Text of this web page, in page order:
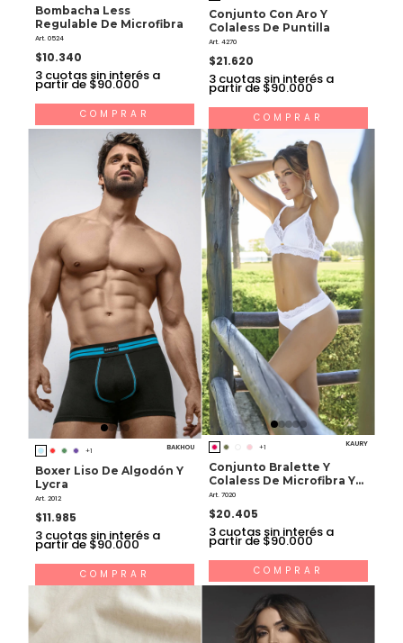
Bombacha Less
Regulable De Microfibra
Art. 0524
$10.340
3 cuotas sin interés a
partir de $90.000
COMPRAR
Conjunto Con Aro Y
Colaless De Puntilla
Art. 4270
$21.620
3 cuotas sin interés a
partir de $90.000
COMPRAR
+1 BAKHOU
Boxer Liso De Algodón Y
Lycra
Art. 2012
$11.985
3 cuotas sin interés a
partir de $90.000
COMPRAR
+1 KAURY
Conjunto Bralette Y
Colaless De Microfibra Y
Puntilla
Art. 7020
$20.405
3 cuotas sin interés a
partir de $90.000
COMPRAR